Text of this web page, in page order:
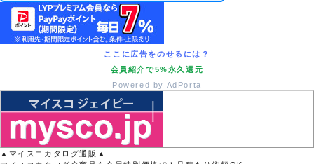
ここに広告をのせるには？
会員紹介で5%永久還元
Powered by AdPorta
▲マイスコカタログ通販▲